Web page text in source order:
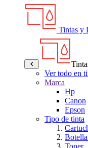
Tintas y
Ver todo en
Marca
Hp
Canon
Epson
Tipo de tinta
Toner